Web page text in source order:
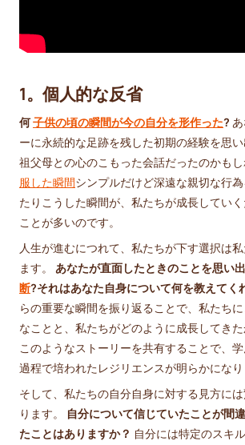
1。個人的な反省
何子供の頃の瞬間が今の自分を形作った?
ーに永続的な足跡を残した初期の経験を思い
祖父母との心のこもった会話だったのかも
服した瞬間シンプルだけど深遠な親切な行
たりこうした瞬間が、私たちが成長してい
ことが多いのです。
人生が進むにつれて、私たちが下す選択は
ます。 あなたが直面したときのことを思い
断?それはあなた自身について何を教えてく
らの重要な瞬間を振り返ることで、私たち
なことと、私たちがどのように成長してきた
このようなストーリーを共有することで、
過程で培われたレジリエンスが明らかになり
そして、私たちの自分自身に対する見方に
ります。
自分について信じていたことが間
たことはありますか？ 自分には特定のスキ